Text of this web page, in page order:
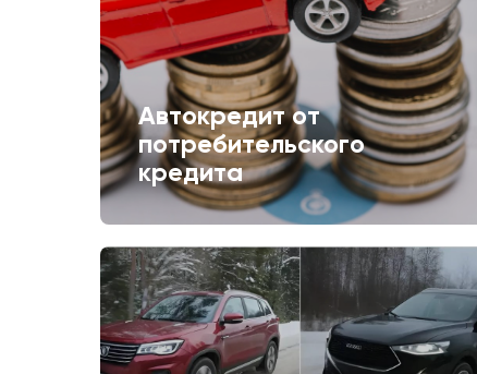
Автокредит от
потребительского
кредита